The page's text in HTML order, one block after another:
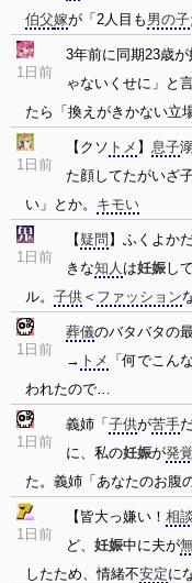
伯父嫁が「2人目も 男の子
1日前
3年前に同期23歳が
ゃないくせに」と
たら「換えがきかない立
1日前
【クソ トメ 】 息子
た顔してたがいざ
い」とか。 キモい
1日前
【 疑問 】ふくよか
きな知人 は妊娠して
ル。 子供 ＜ ファッション
1日前
葬儀のバタバタの最
→ トメ 「何でこん
われたので…
1日前
義姉「 子供が苦手
に、私の妊娠が発覚
た。義姉「あなたのお腹
1日前
【皆大っ嫌い！ 相談
ど、 妊娠中に夫が
したため、情緒不安定に